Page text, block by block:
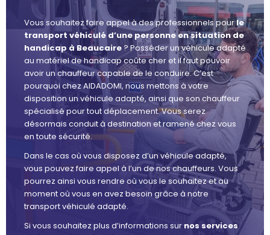
Vous souhaitez faire appel à des professionnels pourle
transport véhiculé d’une personne en situation de
handicap à Beaucaire? Posséder un véhicule adapté
au matériel de handicap coûte cher et il faut pouvoir
avoir un chauffeur capable de le conduire. C’est
pourquoi chez AIDADOMI, nous mettons à votre
disposition un véhicule adapté, ainsi que son chauffeur
spécialisé pour tout déplacement. Vous serez
désormais conduit à destination et ramené chez vous
en toute sécurité.
Dans le cas où vous disposez d’un véhicule adapté,
vous pouvez faire appel à l’un de nos chauffeurs. Vous
pourrez ainsi vous rendre où vous le souhaitez et au
moment où vous en avez besoin grâce à notre
transport véhiculé adapté.
Si vous souhaitez plus d’informations surnos services